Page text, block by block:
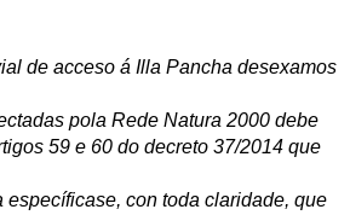
de acceso á Illa Pancha desexamos
pola Rede Natura 2000 debe
59 e 60 do decreto 37/2014 que
con toda claridade, que